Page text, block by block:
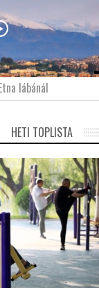
lábánál
HETI TOPLISTA